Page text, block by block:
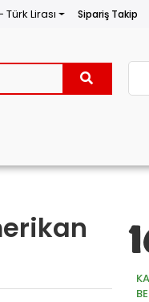
Türk Lirası Sipariş Takip